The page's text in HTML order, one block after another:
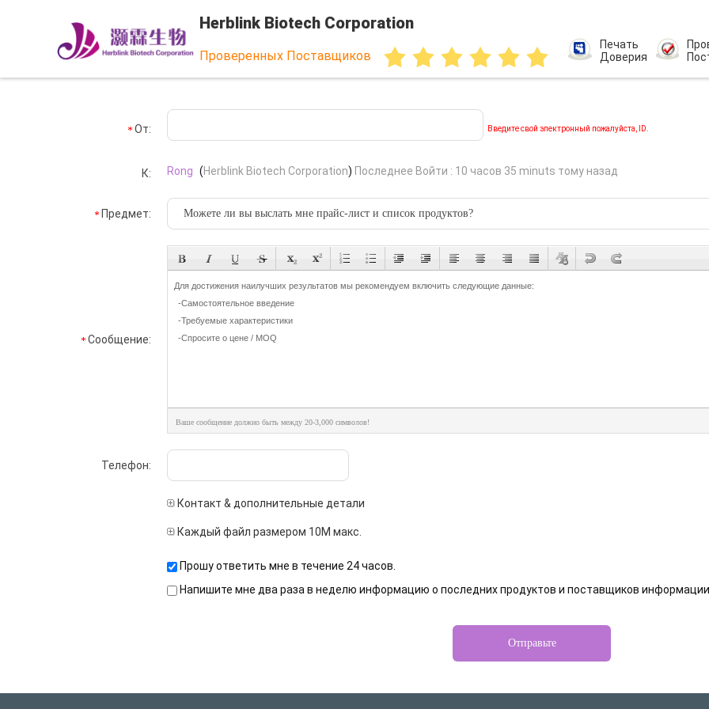
Herblink Biotech Corporation
Проверенных Поставщиков
Печать
Доверия
От: Введите свой электронный пожалуйста, ID.
К: Rong (Herblink Biotech Corporation) Последнее Войти : 10 часов 35 minuts тому назад
Предмет:
Сообщение:
Ваше сообщение должно быть между 20-3,000 символов!
Телефон:
Контакт & дополнительные детали
Каждый файл размером 10M макс.
Прошу ответить мне в течение 24 часов.
Напишите мне два раза в неделю информацию о последних продуктов и поставщиков